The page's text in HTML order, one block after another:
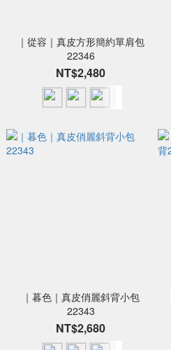
｜從容｜真皮方形簡約單肩包
22346
NT$2,480
｜暮色｜真皮俏麗斜背小包
22343
NT$2,680